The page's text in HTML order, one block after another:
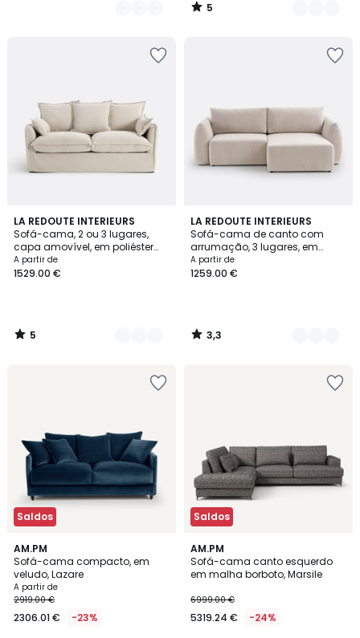
5
/
LA REDOUTE INTERIEURS
Sofá-cama, 2 ou 3 lugares,
capa amovível, em poliéster
mesclado, ODNA
A partir de
1529.00 €
5
/
5
9
Cores
5
/
LA REDOUTE INTERIEURS
Sofá-cama de canto com
arrumação, 3 lugares, em
veludo canelado, EDITH
A partir de
1259.00 €
3,3
/ 5
5
Cores
3,3
/
Saldos
AM.PM
Sofá-cama compacto, em
veludo, Lazare
A partir de
2919.00 €
2306.01 € -23%
4,5
/ 5
16
Cores
Saldos
AM.PM
Sofá-cama canto esquerdo
em malha borboto, Marsile
6999.00 €
5319.24 € -24%
3
Cores